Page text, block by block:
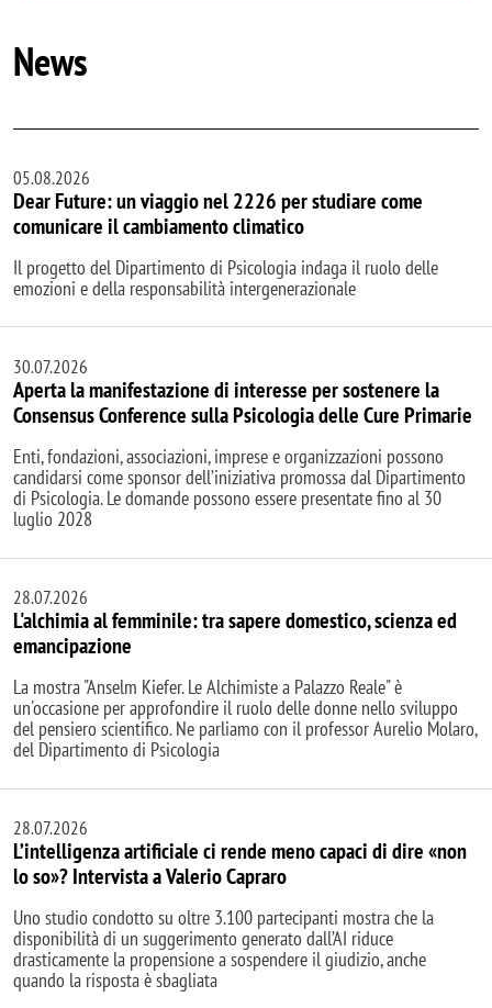
News
05.08.2026
Dear Future: un viaggio nel 2226 per studiare come
comunicare il cambiamento climatico
Il progetto del Dipartimento di Psicologia indaga il ruolo delle
emozioni e della responsabilità intergenerazionale
30.07.2026
Aperta la manifestazione di interesse per sostenere la
Consensus Conference sulla Psicologia delle Cure Primarie
Enti, fondazioni, associazioni, imprese e organizzazioni possono
candidarsi come sponsor dell’iniziativa promossa dal Dipartimento
di Psicologia. Le domande possono essere presentate fino al 30
luglio 2028
28.07.2026
L'alchimia al femminile: tra sapere domestico, scienza ed
emancipazione
La mostra "Anselm Kiefer. Le Alchimiste a Palazzo Reale" è
un'occasione per approfondire il ruolo delle donne nello sviluppo
del pensiero scientifico. Ne parliamo con il professor Aurelio Molaro,
del Dipartimento di Psicologia
28.07.2026
L’intelligenza artificiale ci rende meno capaci di dire «non
lo so»? Intervista a Valerio Capraro
Uno studio condotto su oltre 3.100 partecipanti mostra che la
disponibilità di un suggerimento generato dall’AI riduce
drasticamente la propensione a sospendere il giudizio, anche
quando la risposta è sbagliata